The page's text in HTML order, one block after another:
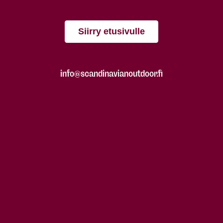
Siirry etusivulle
info@scandinavianoutdoor.fi